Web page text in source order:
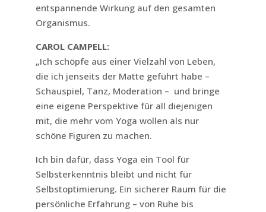
entspannende Wirkung auf den gesamten
Organismus.
CAROL CAMPELL:
„Ich schöpfe aus einer Vielzahl von Leben,
die ich jenseits der Matte geführt habe –
Schauspiel, Tanz, Moderation – und bringe
eine eigene Perspektive für all diejenigen
mit, die mehr vom Yoga wollen als nur
schöne Figuren zu machen.
Ich bin dafür, dass Yoga ein Tool für
Selbsterkenntnis bleibt und nicht für
Selbstoptimierung. Ein sicherer Raum für die
persönliche Erfahrung – von Ruhe bis